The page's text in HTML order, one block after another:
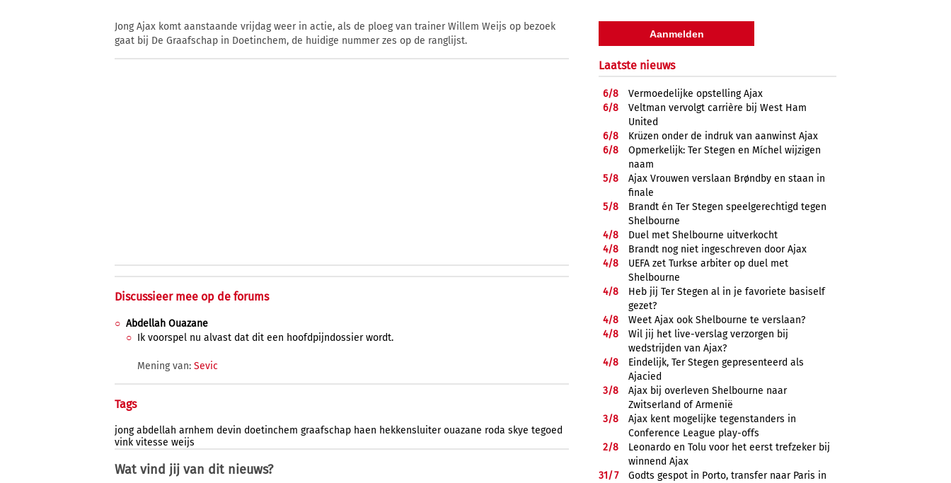
Jong Ajax komt aanstaande vrijdag weer in actie, als de ploeg van trainer Willem Weijs op bezoek
gaat bij De Graafschap in Doetinchem, de huidige nummer zes op de ranglijst.
Discussieer mee op de forums
Abdellah Ouazane
Ik voorspel nu alvast dat dit een hoofdpijndossier wordt.
Mening van: Sevic
Tags
jong abdellah arnhem devin doetinchem graafschap haen hekkensluiter ouazane roda skye tegoed
vink vitesse weijs
Wat vind jij van dit nieuws?
Laatste nieuws
6/8
Vermoedelijke opstelling Ajax
6/8
Veltman vervolgt carrière bij West Ham
United
6/8
Krüzen onder de indruk van aanwinst Ajax
6/8
Opmerkelijk: Ter Stegen en Míchel wijzigen
naam
5/8
Ajax Vrouwen verslaan Brøndby en staan in
finale
5/8
Brandt én Ter Stegen speelgerechtigd tegen
Shelbourne
4/8
Duel met Shelbourne uitverkocht
4/8
Brandt nog niet ingeschreven door Ajax
4/8
UEFA zet Turkse arbiter op duel met
Shelbourne
4/8
Heb jij Ter Stegen al in je favoriete basiself
gezet?
4/8
Weet Ajax ook Shelbourne te verslaan?
4/8
Wil jij het live-verslag verzorgen bij
wedstrijden van Ajax?
4/8
Eindelijk, Ter Stegen gepresenteerd als
Ajacied
3/8
Ajax bij overleven Shelbourne naar
Zwitserland of Armenië
3/8
Ajax kent mogelijke tegenstanders in
Conference League play-offs
2/8
Leonardo en Tolu voor het eerst trefzeker bij
winnend Ajax
31/7
Godts gespot in Porto, transfer naar Paris in